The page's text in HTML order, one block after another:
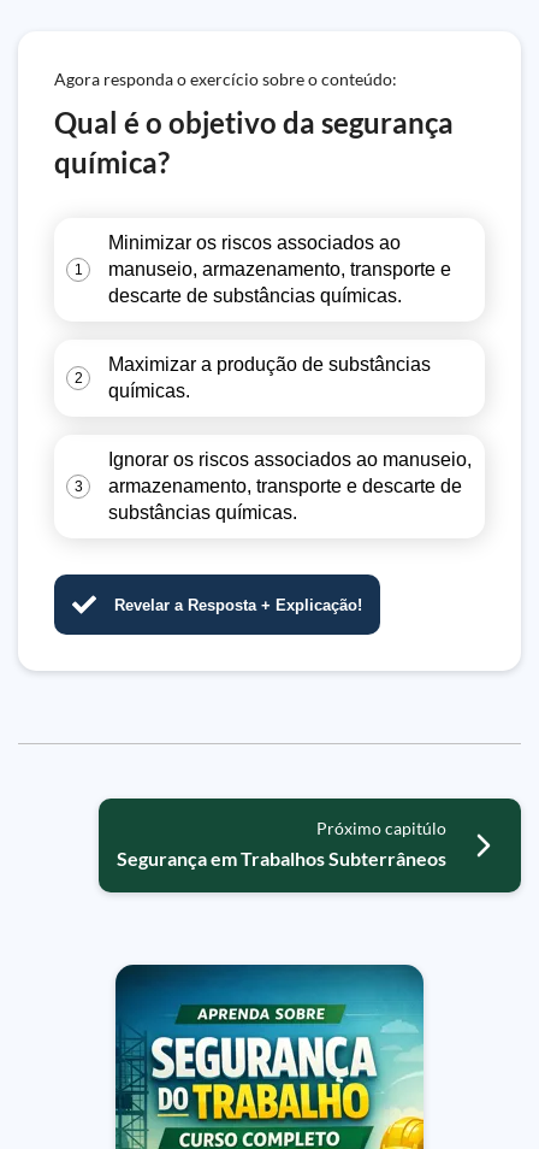
Agora responda o exercício sobre o conteúdo:
Qual é o objetivo da segurança
química?
1
Minimizar os riscos associados ao
manuseio, armazenamento, transporte e
descarte de substâncias químicas.
2
Maximizar a produção de substâncias
químicas.
3
Ignorar os riscos associados ao manuseio,
armazenamento, transporte e descarte de
substâncias químicas.
Revelar a Resposta + Explicação!
Próximo capitúlo
Segurança em Trabalhos Subterrâneos